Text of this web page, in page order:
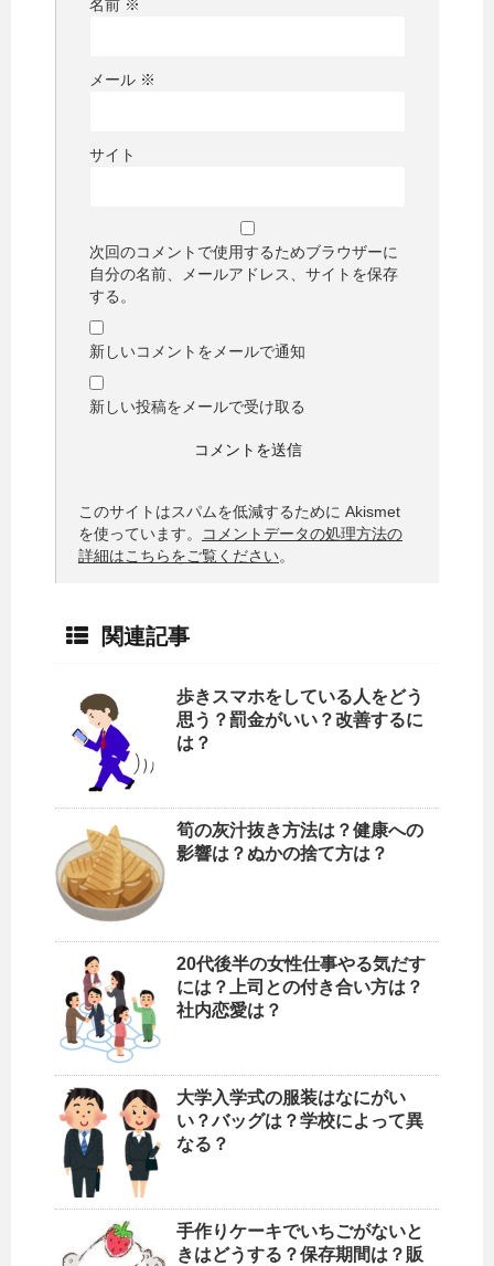
名前 ※
メール ※
サイト
次回のコメントで使用するためブラウザーに
自分の名前、メールアドレス、サイトを保存
する。
新しいコメントをメールで通知
新しい投稿をメールで受け取る
このサイトはスパムを低減するために Akismet
を使っています。
コメントデータの処理方法の
詳細はこちらをご覧ください。
関連記事
歩きスマホをしている人をどう
思う？罰金がいい？改善するに
は？
筍の灰汁抜き方法は？健康への
影響は？ぬかの捨て方は？
20代後半の女性仕事やる気だす
には？上司との付き合い方は？
社内恋愛は？
大学入学式の服装はなにがい
い？バッグは？学校によって異
なる？
手作りケーキでいちごがないと
きはどうする？保存期間は？販